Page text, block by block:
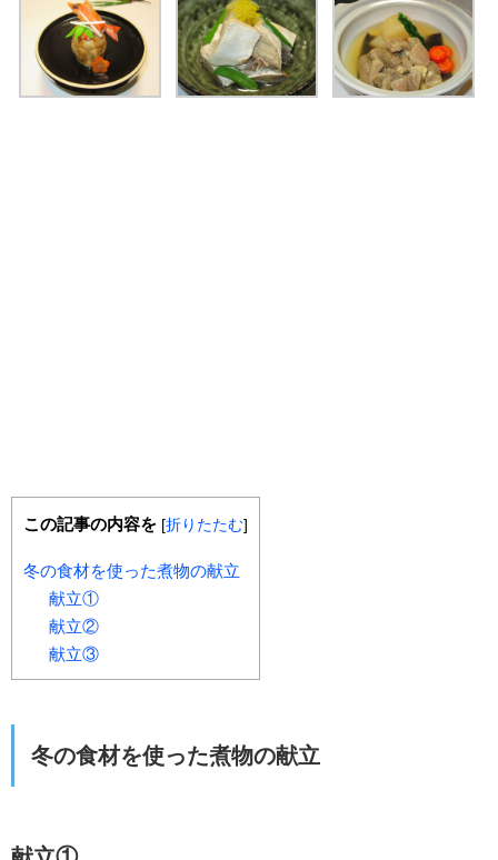
この記事の内容を [折りたたむ]
冬の食材を使った煮物の献立
献立①
献立②
献立③
冬の食材を使った煮物の献立